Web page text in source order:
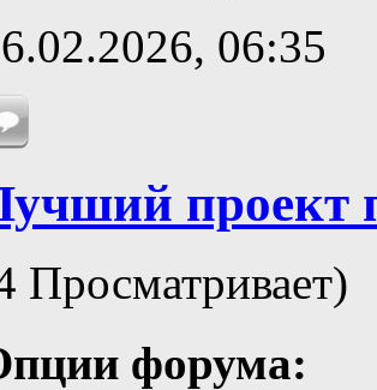
06:35
проект
Просматривает)
форума: